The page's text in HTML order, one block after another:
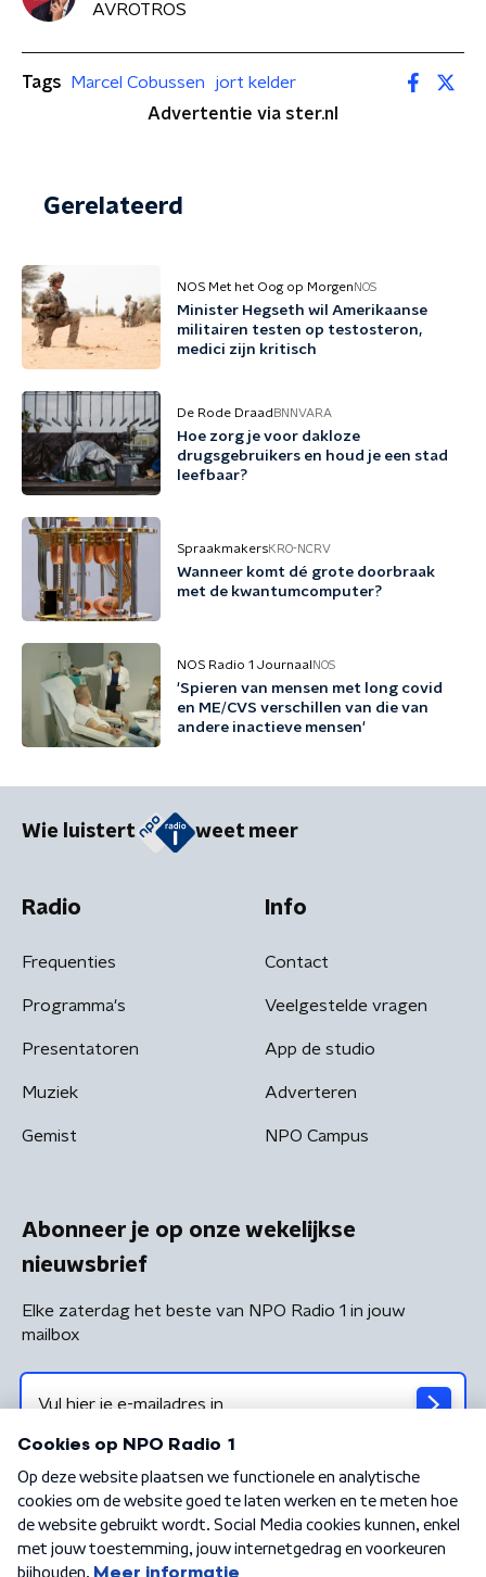
AVROTROS
Tags Marcel Cobussen
jort kelder
Advertentie via ster.nl
Gerelateerd
NOS Met het Oog op Morgen NOS
Minister Hegseth wil Amerikaanse
militairen testen op testosteron,
medici zijn kritisch
De Rode Draad BNNVARA
Hoe zorg je voor dakloze
drugsgebruikers en houd je een stad
leefbaar?
SpraakmakersKRO-NCRV
Wanneer komt dé grote doorbraak
met de kwantumcomputer?
NOS Radio 1 Journaal NOS
'Spieren van mensen met long covid
en ME/CVS verschillen van die van
andere inactieve mensen'
Wie luistert weet meer
Radio
Frequenties
Programma's
Presentatoren
Muziek
Gemist
Info
Contact
Veelgestelde vragen
App de studio
Adverteren
NPO Campus
Abonneer je op onze wekelijkse
nieuwsbrief
Elke zaterdag het beste van NPO Radio 1 in jouw
mailbox
Algemene voorwaarden